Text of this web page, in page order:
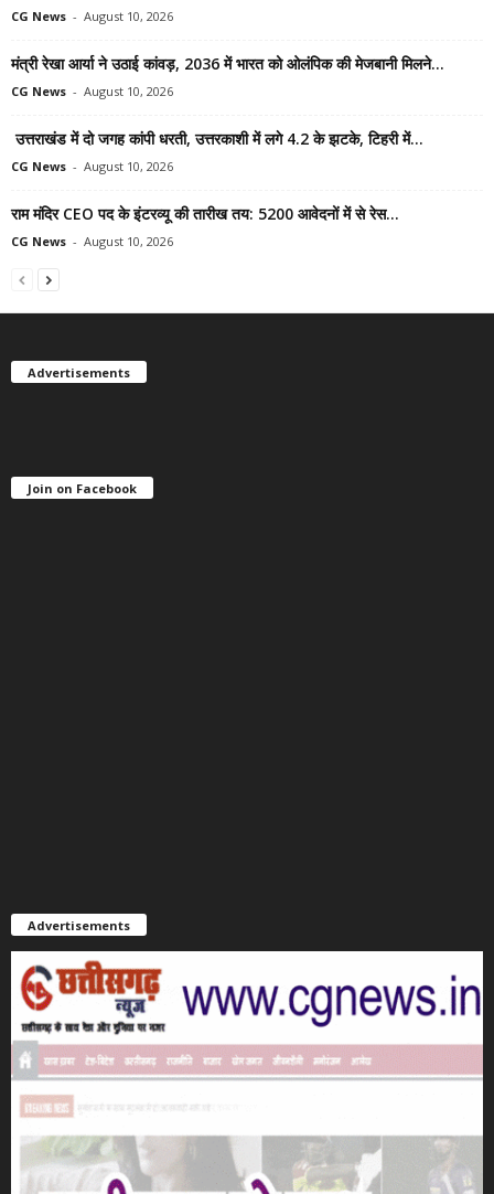
CG News - August 10, 2026
मंत्री रेखा आर्या ने उठाई कांवड़, 2036 में भारत को ओलंपिक की मेजबानी मिलने...
CG News - August 10, 2026
उत्तराखंड में दो जगह कांपी धरती, उत्तरकाशी में लगे 4.2 के झटके, टिहरी में...
CG News - August 10, 2026
राम मंदिर CEO पद के इंटरव्यू की तारीख तय: 5200 आवेदनों में से रेस...
CG News - August 10, 2026
Advertisements
Join on Facebook
Advertisements